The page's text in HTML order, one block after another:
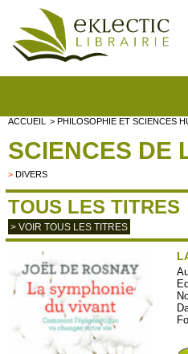
ACCUEIL > PHILOSOPHIE ET SCIENCES
SCIENCES DE
> DIVERS
TOUS LES TITRES
> VOIR TOUS LES TITRES